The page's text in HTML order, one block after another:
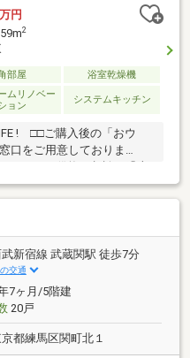
ンジ色『資料請求』をクリ
は03-6905-9710まで。（ス
色の電話ボタンをクリッ
内（※見学予約より受付）
結！住宅ローン相談やライ
についても全てオンライン
ります。※LINEやメール、
万円
2
部屋 浴室乾燥機
ムリノベー
ョン
システムキッチン
口をご用意しておりま
ヘッジ、借換え相談、繰上
険の見直し・・・etc・おウ
駆け付けサービス・・・etc
下さいませ。物件の詳細に
様は下記番号までお気軽に
せ専用フリーダイヤル ：０
新宿線 武蔵関駅 徒歩7分
交通
7ヶ月/5階建
20戸
都練馬区関町北１